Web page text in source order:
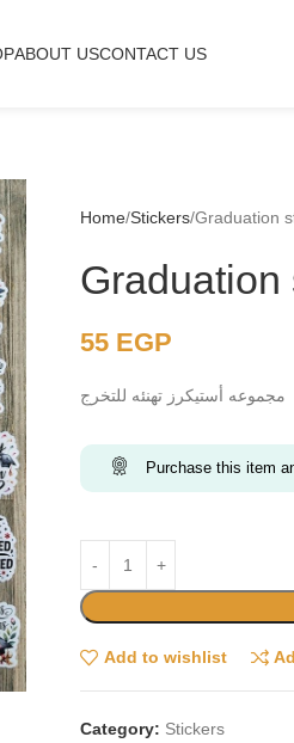
ABOUT USCONTACT US
Home Stickers Graduation
Graduation
55 EGP
مجموعه أستيكرز تهنئه للتخرج
Purchase this item
Add to wishlist
Category: Stickers